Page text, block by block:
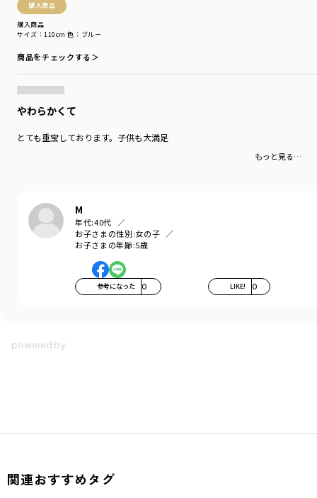
購入商品
購入商品
サイズ：110cm 色：ブルー
商品をチェックする＞
やわらかくて
とても重宝しております。子供も大満足
もっと見る…
M
年代:40代
お子さまの性別:女の子
お子さまの年齢:5歳
参考になった 0 LIKE! 0
関連おすすめタグ